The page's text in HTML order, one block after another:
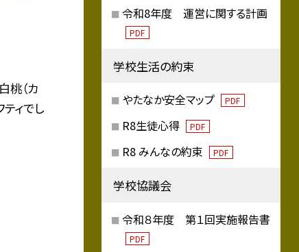
桃（カ
ィでし
令和8年度 運営に関する計画
PDF
学校生活の約束
やたなか安全マップ PDF
R8生徒心得 PDF
R8 みんなの約束 PDF
学校協議会
令和８年度 第１回実施報告書
PDF